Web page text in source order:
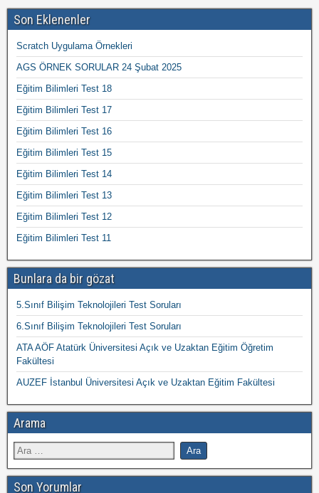
Son Eklenenler
Scratch Uygulama Örnekleri
AGS ÖRNEK SORULAR 24 Şubat 2025
Eğitim Bilimleri Test 18
Eğitim Bilimleri Test 17
Eğitim Bilimleri Test 16
Eğitim Bilimleri Test 15
Eğitim Bilimleri Test 14
Eğitim Bilimleri Test 13
Eğitim Bilimleri Test 12
Eğitim Bilimleri Test 11
Bunlara da bir gözat
5.Sınıf Bilişim Teknolojileri Test Soruları
6.Sınıf Bilişim Teknolojileri Test Soruları
ATA AÖF Atatürk Üniversitesi Açık ve Uzaktan Eğitim Öğretim
Fakültesi
AUZEF İstanbul Üniversitesi Açık ve Uzaktan Eğitim Fakültesi
Arama
Son Yorumlar